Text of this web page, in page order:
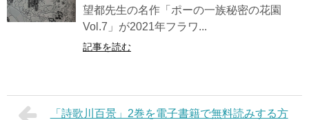
望都先生の名作「ポーの一族秘密の花園
Vol.7」が2021年フラワ...
記事を読む
「詩歌川百景」2巻を電子書籍で無料読みする方